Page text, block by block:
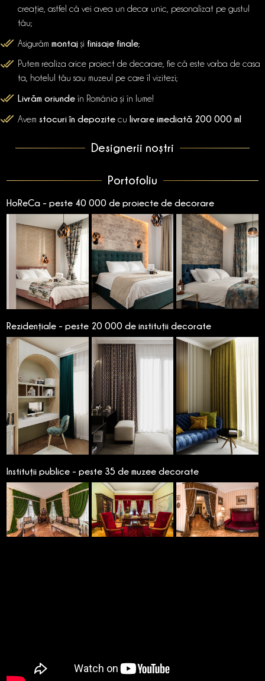
creație, astfel că vei avea un decor unic, pesonalizat pe gustul
tău;
Asigurăm montaj și finisaje finale;
Putem realiza orice proiect de decorare, fie că este vorba de casa
ta, hotelul tău sau muzeul pe care îl vizitezi;
Livrăm oriunde în România și în lume!
Avem stocuri în depozite cu livrare imediată 200 000 ml
Designerii noștri
Portofoliu
HoReCa - peste 40 000 de proiecte de decorare
Rezidențiale - peste 20 000 de instituții decorate
Instituții publice - peste 35 de muzee decorate